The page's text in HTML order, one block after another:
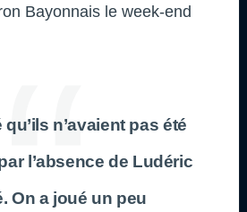
Bayonnais le week-end
qu’ils n’avaient pas été
l’absence de Ludéric
On a joué un peu